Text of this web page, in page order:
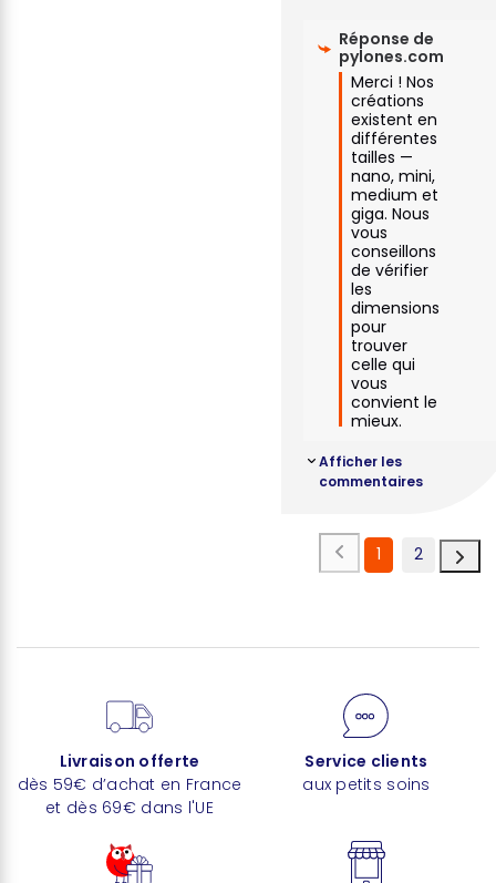
Réponse de
pylones.com
Merci ! Nos
créations
existent en
différentes
tailles —
nano, mini,
medium et
giga. Nous
vous
conseillons
de vérifier
les
dimensions
pour
trouver
celle qui
vous
convient le
mieux.
Afficher les
commentaires
1 2
Livraison offerte
dès 59€ d’achat en France
et dès 69€ dans l'UE
Service clients
aux petits soins